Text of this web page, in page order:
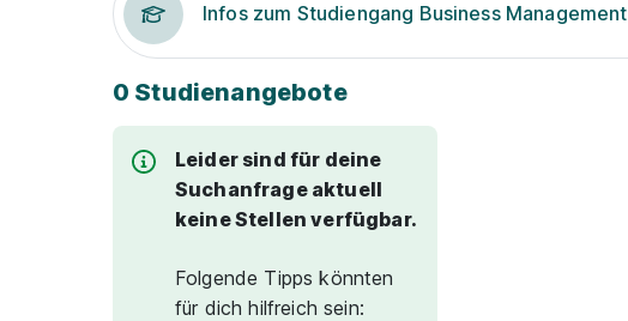
Infos zum Studiengang Business Management
0 Studienangebote
Leider sind für deine
Suchanfrage aktuell
keine Stellen verfügbar.
Folgende Tipps könnten
für dich hilfreich sein: